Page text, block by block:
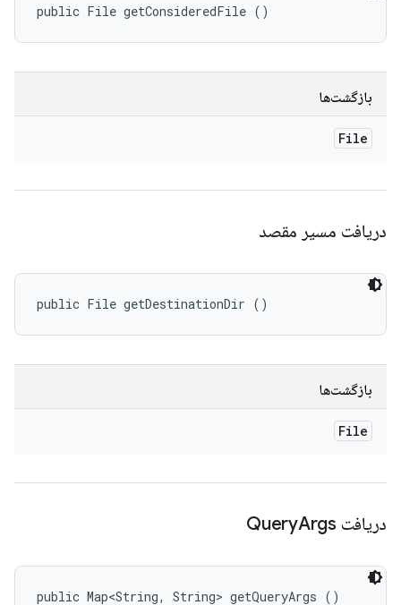
public File getConsideredFile ()
بازگشت‌ها
File
دریافت مسیر مقصد
public File getDestinationDir ()
بازگشت‌ها
File
دریافت Query Args
public Map<String, String> getQueryArgs ()